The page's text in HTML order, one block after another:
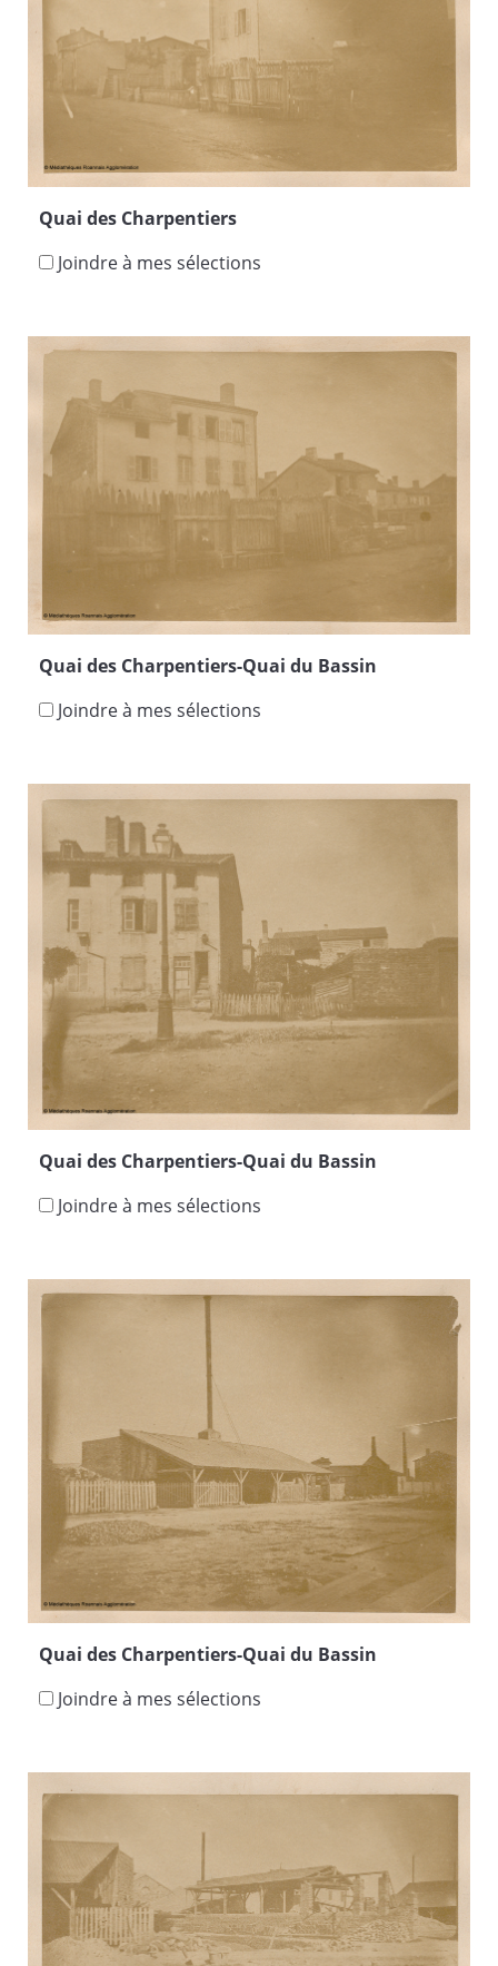
Quai des Charpentiers
Joindre à mes sélections
Quai des Charpentiers-Quai du Bassin
Joindre à mes sélections
Quai des Charpentiers-Quai du Bassin
Joindre à mes sélections
Quai des Charpentiers-Quai du Bassin
Joindre à mes sélections